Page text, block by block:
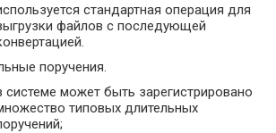
стандартная операция для
файлов с последующей
поручения.
системе может быть зарегистрировано
типовых длительных